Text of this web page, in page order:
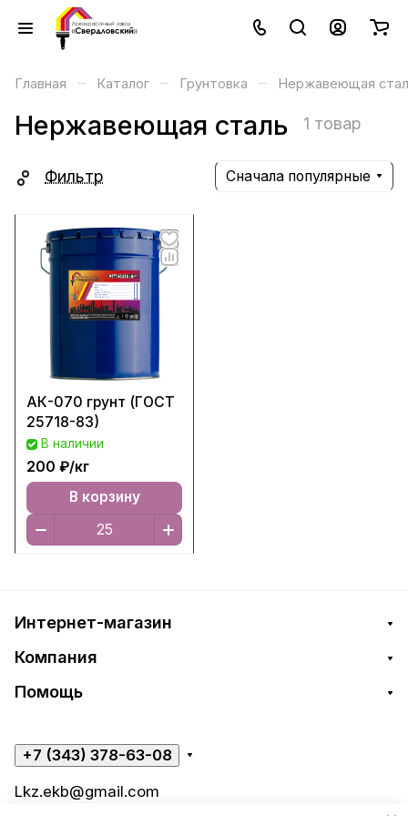
Главная – Каталог – Грунтовка – Нержавеющая
Нержавеющая сталь 1 товар
Фильтр Сначала популярные
АК-070 грунт (ГОСТ
25718-83)
В наличии
200 ₽/кг
В корзину
Интернет-магазин
Компания
Помощь
+7 (343) 378-63-08
Lkz.ekb@gmail.com